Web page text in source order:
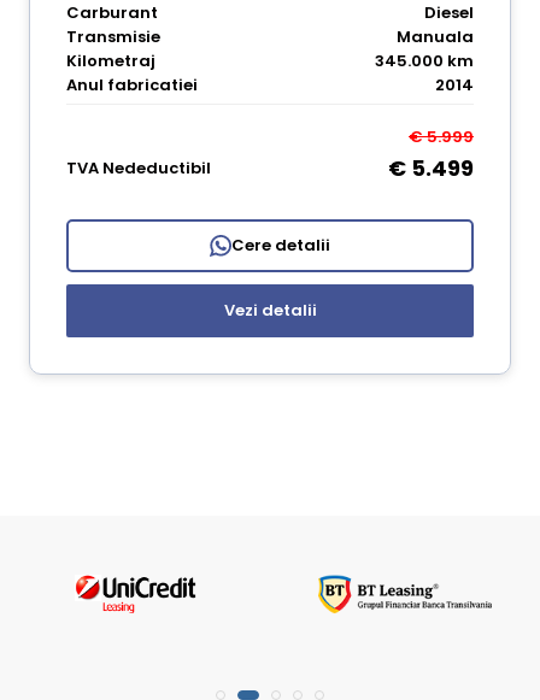
Carburant
Diesel
Transmisie
Manuala
Kilometraj
345.000 km
Anul fabricatiei
2014
€ 5.999
TVA Nedeductibil
€ 5.499
Cere detalii
Vezi detalii